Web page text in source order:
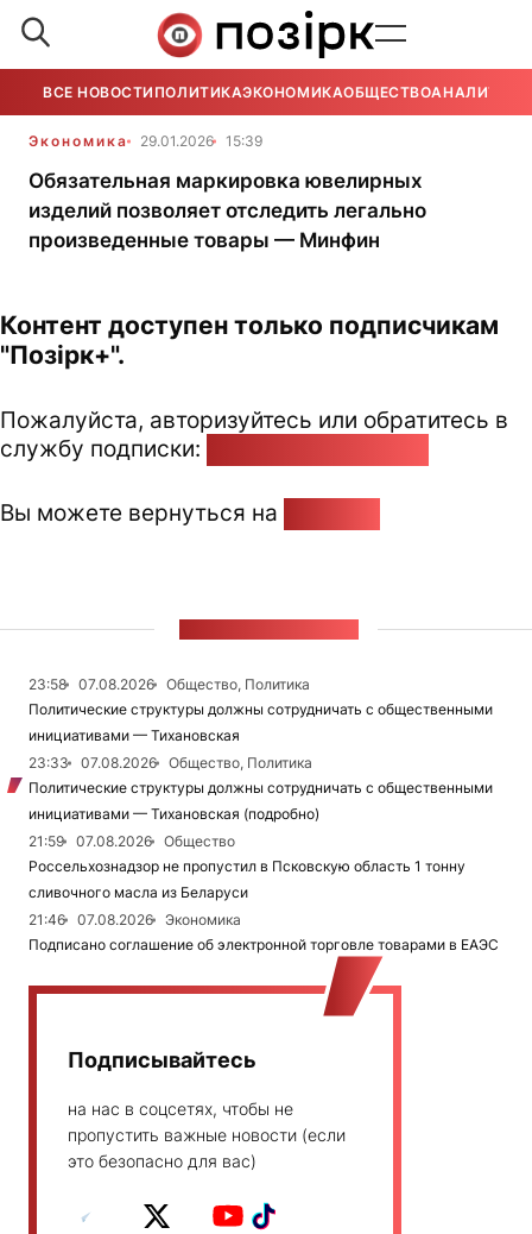
ВСЕ НОВОСТИ ПОЛИТИКАЭКОНОМИКАОБЩЕСТВОАНАЛИТИКА
Экономика 29.01.2026 15:39
Обязательная маркировка ювелирных
изделий позволяет отследить легально
произведенные товары — Минфин
Контент доступен только подписчикам
"Позірк+".
Пожалуйста, авторизуйтесь или обратитесь в
службу подписки:
Вы можете вернуться на
23:58 07.08.2026
Общество, Политика
Политические структуры должны сотрудничать с общественными
инициативами — Тихановская
23:33
07.08.2026
Общество, Политика
Политические структуры должны сотрудничать с общественными
инициативами — Тихановская (подробно)
21:59
07.08.2026
Общество
Россельхознадзор не пропустил в Псковскую область 1 тонну
сливочного масла из Беларуси
21:46
07.08.2026
Экономика
Подписано соглашение об электронной торговле товарами в ЕАЭС
Подписывайтесь
на нас в соцсетях, чтобы не
пропустить важные новости (если
это безопасно для вас)